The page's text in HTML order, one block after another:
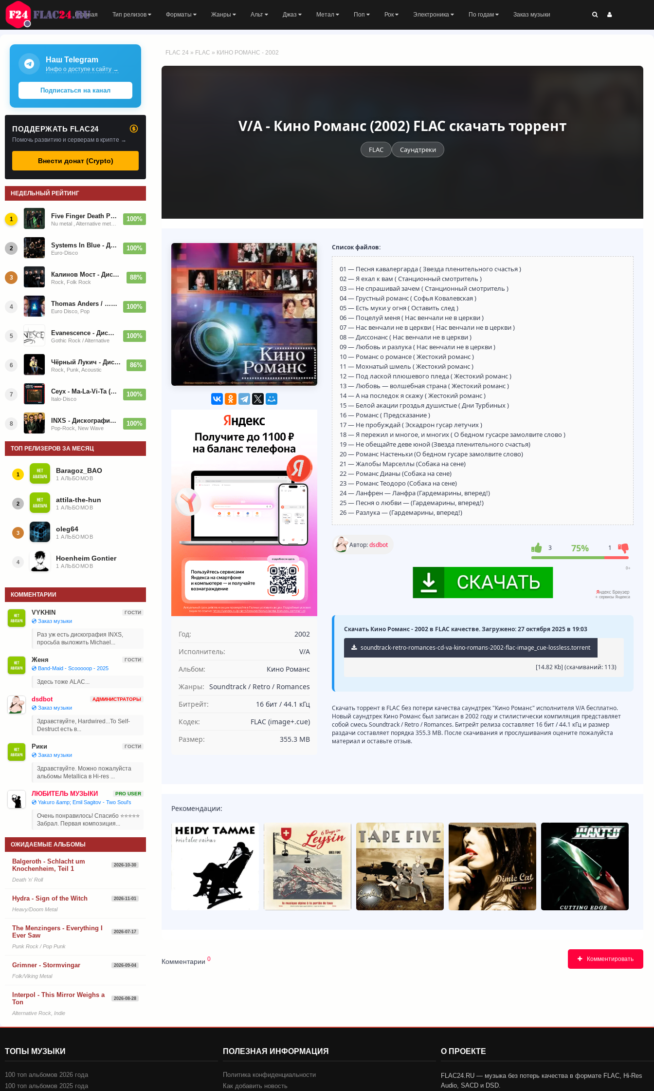
Главная Тип релизов Форматы Жанры Альт Джаз Метал Поп Рок Электроника По годам Заказ музыки
FLAC 24 » FLAC » КИНО РОМАНС - 2002
V/A - Кино Романс (2002) FLAC скачать торрент
FLAC Саундтреки
Год:
2002
Исполнитель:
V/A
Альбом:
Кино Романс
Жанры: Soundtrack / Retro / Romances
Битрейт:
16 бит / 44.1 кГц
Кодек:
FLAC (image+.cue)
Размер:
355.3 MB
Список файлов:
01 — Песня кавалергарда ( Звезда пленительного счастья )
02 — Я ехал к вам ( Станционный смотритель )
03 — Не спрашивай зачем ( Станционный смотритель )
04 — Грустный романс ( Софья Ковалевская )
05 — Есть муки у огня ( Оставить след )
06 — Поцелуй меня ( Нас венчали не в церкви )
07 — Нас венчали не в церкви ( Нас венчали не в церкви )
08 — Диссонанс ( Нас венчали не в церкви )
09 — Любовь и разлука ( Нас венчали не в церкви )
10 — Романс о романсе ( Жестокий романс )
11 — Мохнатый шмель ( Жестокий романс )
12 — Под лаской плюшевого пледа ( Жестокий романс )
13 — Любовь — волшебная страна ( Жестокий романс )
14 — А на последок я скажу ( Жестокий романс )
15 — Белой акации гроздья душистые ( Дни Турбиных )
16 — Романс ( Предсказание )
17 — Не пробуждай ( Эскадрон гусар летучих )
18 — Я пережил и многое, и многих ( О бедном гусасре замолвите слово )
19 — Не обещайте деве юной (Звезда пленительного счастья)
20 — Романс Настеньки (О бедном гусаре замолвите слово)
21 — Жалобы Марселлы (Собака на сене)
22 — Романс Дианы (Собака на сене)
23 — Романс Теодоро (Собака на сене)
24 — Ланфрен — Ланфра (Гардемарины, вперед!)
25 — Песня о любви — (Гардемарины, вперед!)
26 — Разлука — (Гардемарины, вперед!)
Автор:dsdbot 3 75% 1
Скачать Кино Романс - 2002 в FLAC качестве. Загружено: 27 октября 2025 в 19:03
soundtrack-retro-romances-cd-va-kino-romans-2002-flac-image_cue-lossless.torrent
[14.82 Kb] (cкачиваний: 113)
Скачать торрент в FLAC без потери качества саундтрек "Кино Романс" исполнителя V/A бесплатно.
Новый саундтрек Кино Романс был записан в 2002 году и стилистически компиляция представляет
собой смесь Soundtrack / Retro / Romances. Битрейт релиза составляет 16 бит / 44.1 кГц и размер
раздачи составляет порядка 355.3 MB. После скачивания и прослушивания оцените пожалуйста
материал и оставьте отзыв.
Рекомендации:
Комментарии 0 Комментировать
Наш Telegram
Инфо о доступе к сайту →
Подписаться на канал
ПОДДЕРЖАТЬ FLAC24
Помочь развитию и серверам в крипте →
Внести донат (Crypto)
НЕДЕЛЬНЫЙ РЕЙТИНГ
1 Five Finger Death Punch - Дискография (2008-2026) 100%
2 Systems In Blue - Дискография (2020-2026)
Euro-Disco
100%
3 Калинов Мост - Дискография (1986-2026)
Rock, Folk Rock
88%
4 Thomas Anders / … Sings Modern Talking: The Best hi-res
Euro Disco, Pop
100%
5 Evanescence - Дискография (1998-2026)
Gothic Rock / Alternative
100%
6 Чёрный Лукич - Дискография (1987-2014)
Rock, Punk, Acoustic
86%
7 Ceyx - Ma-La-Vi-Ta (12'' Maxi-Single)
Italo-Disco
100%
8 INXS - Дискография (1981-2004)
Pop-Rock, New Wave
100%
ТОП РЕЛИЗЕРОВ ЗА МЕСЯЦ
1 Baragoz_BAO
1 АЛЬБОМОВ
2 attila-the-hun
1 АЛЬБОМОВ
3 oleg64
1 АЛЬБОМОВ
4 Hoenheim Gontier
1 АЛЬБОМОВ
КОММЕНТАРИИ
VYKHIN ГОСТИ
💿 Заказ музыки
Раз уж есть дискография INXS,
просьба выложить Michael...
Женя ГОСТИ
💿 Band-Maid - Scooooop - 2025
Здесь тоже ALAC...
dsdbot АДМИНИСТРАТОРЫ
💿 Заказ музыки
Здравствуйте, Hardwired...To Self-
Destruct есть в...
Рики ГОСТИ
💿 Заказ музыки
Здравствуйте. Можно пожалуйста
альбомы Metallica в Hi-res ...
ЛЮБИТЕЛЬ МУЗЫКИ PRO USER
💿 Yakuro &amp; Emil Sagitov - Two Soul's
Очень понравилось! Спасибо ⭐⭐⭐⭐⭐
Забрал. Первая композиция...
ОЖИДАЕМЫЕ АЛЬБОМЫ
Balgeroth - Schlacht um
Knochenheim, Teil 1
2026-10-30
Death 'n' Roll
Hydra - Sign of the Witch 2026-11-01
Heavy/Doom Metal
The Menzingers - Everything I
Ever Saw
2026-07-17
Punk Rock / Pop Punk
Grimner - Stormvingar 2026-09-04
Folk/Viking Metal
Interpol - This Mirror Weighs a
Ton
2026-08-28
Alternative Rock, Indie
ТОПЫ МУЗЫКИ
100 топ альбомов 2026 года
100 топ альбомов 2025 года
ПОЛЕЗНАЯ ИНФОРМАЦИЯ
Политика конфиденциальности
Как добавить новость
О ПРОЕКТЕ
FLAC24.RU — музыка без потерь качества в формате FLAC, Hi-Res
Audio, SACD и DSD.